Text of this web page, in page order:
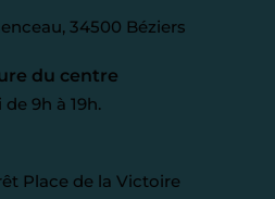
34500 Béziers
du centre
9h à 19h.
Place de la Victoire